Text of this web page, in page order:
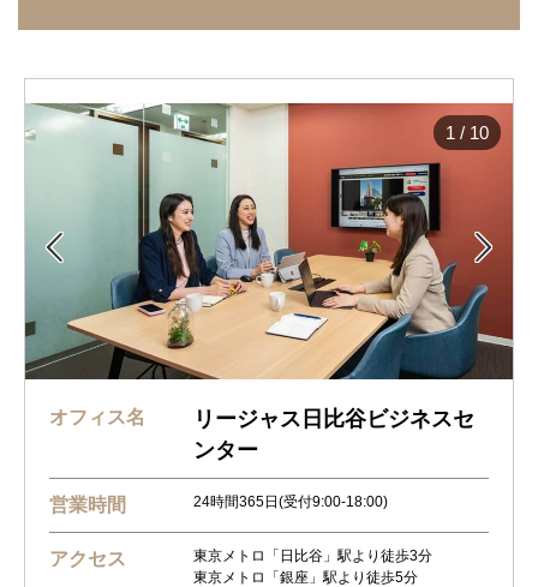
 
1 / 10
オフィス名
リージャス日比谷ビジネスセ
ンター
営業時間 24時間365日(受付9:00-18:00)
アクセス
東京メトロ「日比谷」駅より徒歩3分
東京メトロ「銀座」駅より徒歩5分